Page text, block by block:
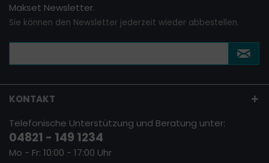
Makset Newsletter.
Sie können den Newsletter jederzeit wieder abbestellen.
KONTAKT
Telefonische Unterstützung und Beratung unter:
04821 - 149 1234
Mo - Fr: 10:00 - 17:00 Uhr